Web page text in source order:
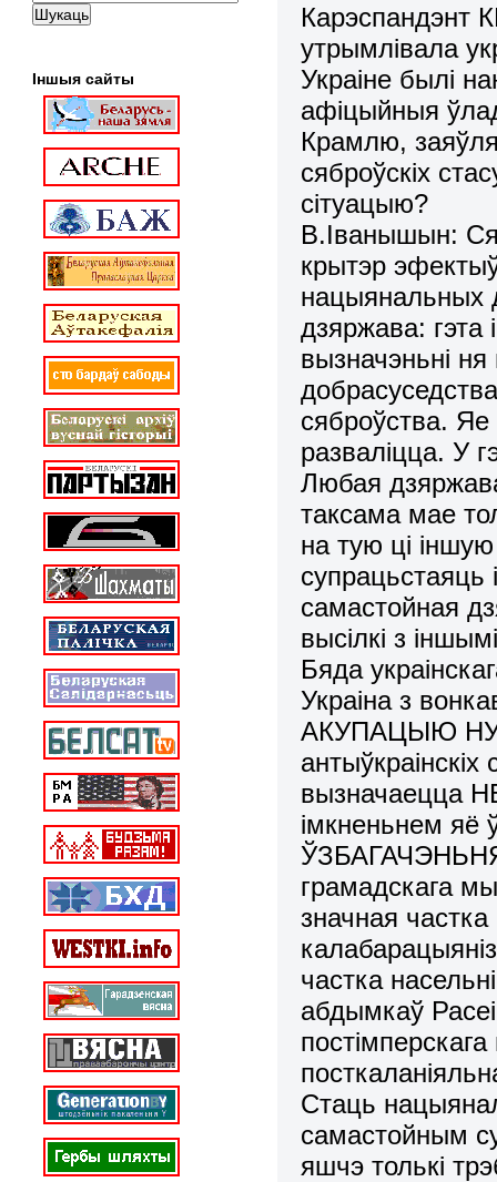
Карэспандэнт
утрымлівала
Украіне былі
афіцыйныя
Крамлю,
сяброўскіх
сітуацыю?
В.Іванышын:
крытэр
нацыянальных
дзяржава: гэта
вызначэньні
сяброўства.
разваліцца. У
Любая
таксама мае
на тую ці
самастойная
высілкі з
Бяда
Украіна з
АКУПАЦЫЮ
антыўкраінскіх
вызначаецца
імкненьнем
грамадскага
значная
частка
абдымкаў
Стаць
самастойным
яшчэ толькі
Іншыя сайты